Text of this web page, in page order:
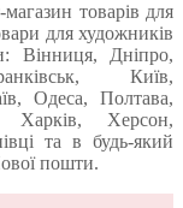
товарів для
для художників
Вінниця, Дніпро,
Київ,
Одеса, Полтава,
Харків, Херсон,
та в будь-який
пошти.